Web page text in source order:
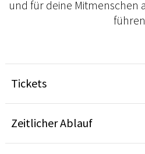
und für deine Mitmenschen
Tickets
Zeitlicher Ablauf